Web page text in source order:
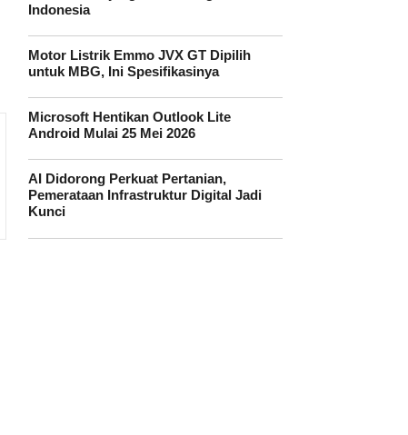
Indonesia
Motor Listrik Emmo JVX GT Dipilih
untuk MBG, Ini Spesifikasinya
Microsoft Hentikan Outlook Lite
Android Mulai 25 Mei 2026
AI Didorong Perkuat Pertanian,
Pemerataan Infrastruktur Digital Jadi
Kunci